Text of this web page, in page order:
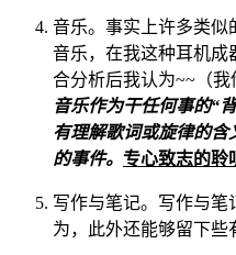
音乐。事实上许多类似
音乐，在我这种耳机成
合分析后我认为~~（我
音乐作为干任何事的“
有理解歌词或旋律的
的事件。 专心致志的聆
写作与笔记。写作与笔
为，此外还能够留下些